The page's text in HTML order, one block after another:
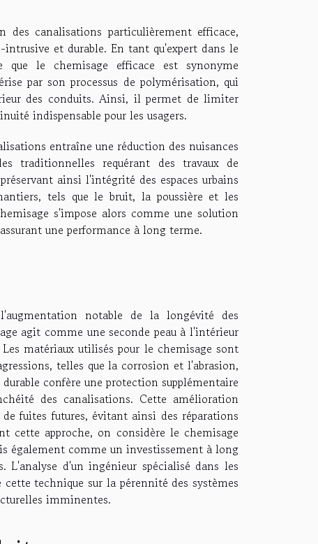
canalisations particulièrement efficace,
et durable. En tant qu'expert dans le
le chemisage efficace est synonyme
par son processus de polymérisation, qui
des conduits. Ainsi, il permet de limiter
indispensable pour les usagers.
entraîne une réduction des nuisances
traditionnelles requérant des travaux de
ainsi l'intégrité des espaces urbains
tels que le bruit, la poussière et les
s'impose alors comme une solution
une performance à long terme.
notable de la longévité des
agit comme une seconde peau à l'intérieur
matériaux utilisés pour le chemisage sont
telles que la corrosion et l'abrasion,
confère une protection supplémentaire
des canalisations. Cette amélioration
fuites futures, évitant ainsi des réparations
cette approche, on considère le chemisage
également comme un investissement à long
d'un ingénieur spécialisé dans les
technique sur la pérennité des systèmes
imminentes.